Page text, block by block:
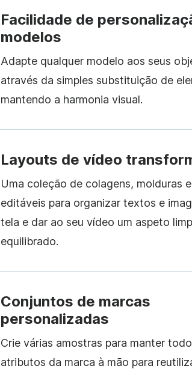
Facilidade de
modelos
Adapte qualquer modelo aos seus
através da simples substituição de
mantendo a harmonia visual.
Layouts de vídeo
Uma coleção de colagens, molduras
editáveis para organizar textos e
tela e dar ao seu vídeo um aspeto
equilibrado.
Conjuntos de marcas
personalizadas
Crie várias amostras para manter
atributos da marca à mão para